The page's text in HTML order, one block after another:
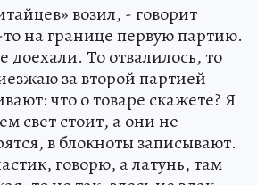
возил, - говорит
на границе первую партию.
доехали. То отвалилось, то
за второй партией –
что о товаре скажете? Я
свет стоит, а они не
в блокноты записывают.
говорю, а латунь, там